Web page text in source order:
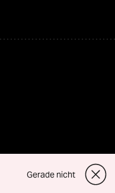
Gerade nicht